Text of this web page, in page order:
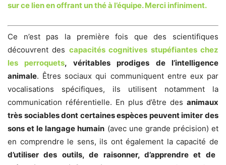
sur ce lien en offrant un thé à l’équipe. Merci infiniment.
Ce n’est pas la première fois que des scientifiques
découvrent des capacités cognitives stupéfianteschez
les perroquets, véritables prodiges de l’intelligence
animale. Êtres sociaux qui communiquent entre eux par
vocalisations spécifiques, ils utilisent notamment la
communication référentielle. En plus d’être des animaux
très sociables dont certaines espèces peuvent imiter des
sons et le langage humain (avec une grande précision) et
en comprendre le sens, ils ont également la capacité de
d’utiliser des outils, de raisonner, d’apprendre et de